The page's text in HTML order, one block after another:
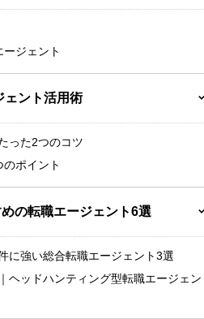
ジェント
ェント活用術
った2つのコツ
ポイント
の転職エージェント6選
に強い総合転職エージェント3選
ヘッドハンティング型転職エージェン